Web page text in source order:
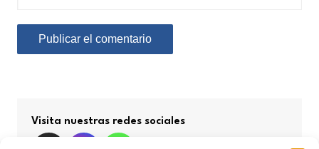
Visita nuestras redes sociales